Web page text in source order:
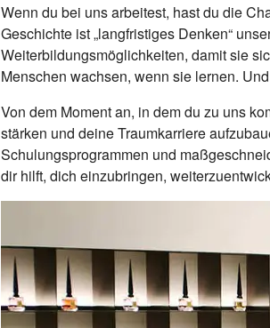
Wenn du bei uns arbeitest, hast du die
Geschichte ist „langfristiges Denken“
Weiterbildungsmöglichkeiten, damit sie
Menschen wachsen, wenn sie lernen.
Von dem Moment an, in dem du zu uns
stärken und deine Traumkarriere
Schulungsprogrammen und
dir hilft, dich einzubringen,